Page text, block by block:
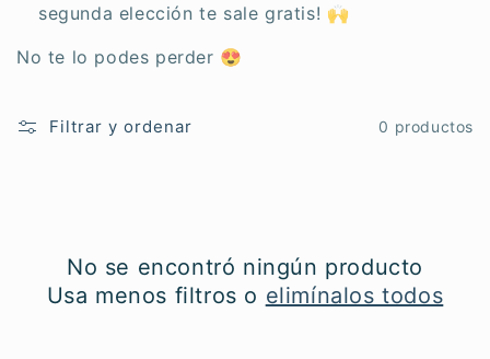
segunda elección te sale gratis! 🙌
No te lo podes perder 😍
Filtrar y ordenar 0 productos
No se encontró ningún producto
Usa menos filtros o elimínalos todos